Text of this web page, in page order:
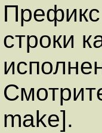
строки
make].